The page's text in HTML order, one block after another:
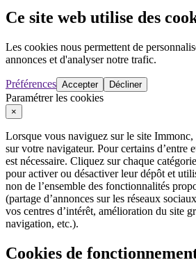
Ce site web utilise des
Les cookies nous permettent de
annonces et d'analyser notre trafic.
Préférences Accepter Décliner
Paramétrer les cookies
×
Lorsque vous naviguez sur le site Immonc,
sur votre navigateur. Pour certains d’entre
est nécessaire. Cliquez sur chaque
pour activer ou désactiver leur dépôt et
non de l’ensemble des fonctionnalités
(partage d’annonces sur les réseaux
vos centres d’intérêt, amélioration du site
navigation, etc.).
Cookies de